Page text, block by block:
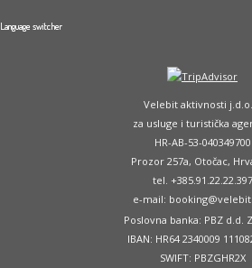
Language switcher
Velebit aktivnosti
za usluge i turistička
HR-AB-53-040349700
Prozor 257a, Otočac,
tel. +385.91.22.22.397
e-mail:
Poslovna banka: PBZ d.d.
IBAN: HR64 2340009
SWIFT: PBZGHR2X